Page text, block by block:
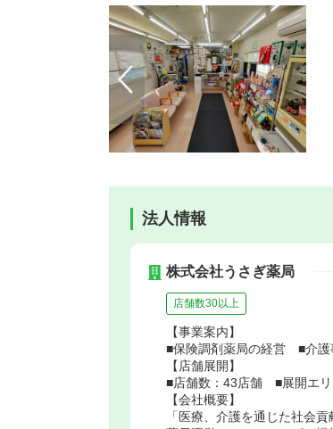
法人情報
株式会社うさぎ薬局
店舗数30以上
【事業案内】
■保険調剤薬局の経営 ■介
【店舗展開】
■店舗数：43店舗 ■展開エリ
【会社概要】
「医療、介護を通じた社会